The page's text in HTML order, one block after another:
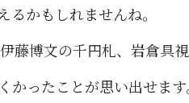
かもしれませんね。
博文の千円札、岩倉具視
ったことが思い出せます